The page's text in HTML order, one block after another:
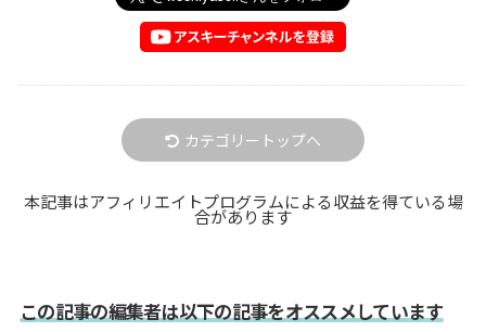
カテゴリートップへ
本記事はアフィリエイトプログラムによる収益を得ている場
合があります
この記事の編集者は以下の記事をオススメしています